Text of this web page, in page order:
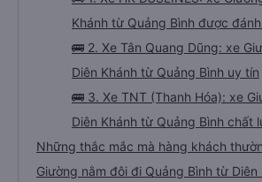
Khánh từ Quảng Bình được
🚌 2. Xe Tân Quang Dũng: xe
Diên Khánh từ Quảng Bình uy tín
🚌 3. Xe TNT (Thanh Hóa): xe
Diên Khánh từ Quảng Bình chất
Những thắc mắc mà hàng khách
Giường nằm đôi đi Quảng Bình từ Diên